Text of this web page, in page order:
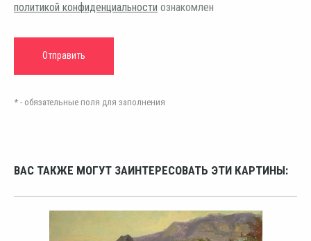
политикой конфиденциальности ознакомлен
* - обязательные поля для заполнения
ВАС ТАКЖЕ МОГУТ ЗАИНТЕРЕСОВАТЬ ЭТИ КАРТИНЫ: